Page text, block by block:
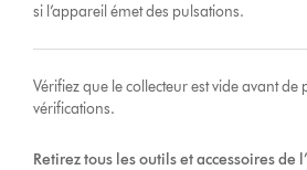
si l’appareil émet des pulsations.
Vérifiez que le collecteur est vide avant de
vérifications.
Retirez tous les outils et accessoires de